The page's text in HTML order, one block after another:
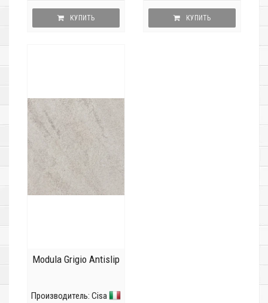
КУПИТЬ КУПИТЬ
Modula Grigio Antislip
Производитель: Cisa